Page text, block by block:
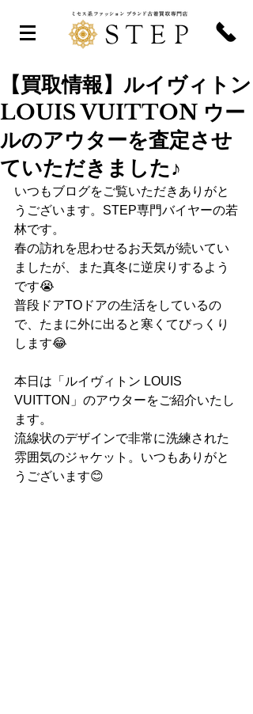
【買取情報】ルイヴィトン
LOUIS VUITTON ウー
ルのアウターを査定させ
ていただきました♪
いつもブログをご覧いただきありがと
うございます。STEP専門バイヤーの若
林です。
春の訪れを思わせるお天気が続いてい
ましたが、また真冬に逆戻りするよう
です😭
普段ドアTOドアの生活をしているの
で、たまに外に出ると寒くてびっくり
します😂
本日は「ルイヴィトン LOUIS
VUITTON」のアウターをご紹介いたし
ます。
流線状のデザインで非常に洗練された
雰囲気のジャケット。いつもありがと
うございます😊